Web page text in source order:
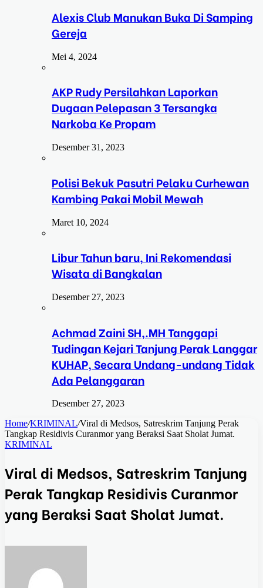
Alexis Club Manukan Buka Di Samping
Gereja
Mei 4, 2024
AKP Rudy Persilahkan Laporkan
Dugaan Pelepasan 3 Tersangka
Narkoba Ke Propam
Desember 31, 2023
Polisi Bekuk Pasutri Pelaku Curhewan
Kambing Pakai Mobil Mewah
Maret 10, 2024
Libur Tahun baru, Ini Rekomendasi
Wisata di Bangkalan
Desember 27, 2023
Achmad Zaini SH,.MH Tanggapi
Tudingan Kejari Tanjung Perak Langgar
KUHAP, Secara Undang-undang Tidak
Ada Pelanggaran
Desember 27, 2023
Home/KRIMINAL/Viral di Medsos, Satreskrim Tanjung Perak
Tangkap Residivis Curanmor yang Beraksi Saat Sholat Jumat.
KRIMINAL
Viral di Medsos, Satreskrim Tanjung
Perak Tangkap Residivis Curanmor
yang Beraksi Saat Sholat Jumat.